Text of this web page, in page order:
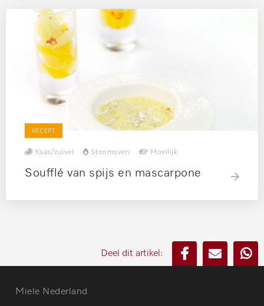
RECEPT
Kaas/zuivel Stoomoven Moeilijk
Soufflé van spijs en mascarpone
Deel dit artikel:
Miele Nederland